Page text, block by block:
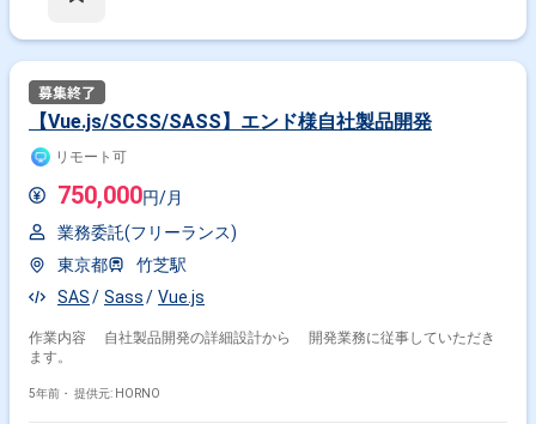
【Vue.js/SCSS/SASS】エンド様自社製品開発
リモート可
750,000円/月
業務委託(フリーランス)
東京都
竹芝駅
SAS
Sass Vue.js
作業内容 自社製品開発の詳細設計から 開発業務に従事していただき
ます。
5年前・ 提供元: HORNO